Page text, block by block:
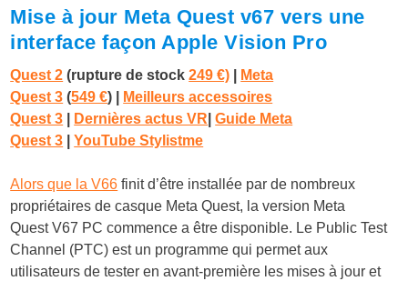
Mise à jour Meta Quest v67 vers une
interface façon Apple Vision Pro
Quest 2 (rupture de stock249 €)
Meta
Quest 3 (549 €)
Meilleurs accessoires
Quest 3
Dernières actus VR |Guide Meta
Quest 3
YouTube Stylistme
Alors que la V66 finit d’être installée par de nombreux
propriétaires de casque Meta Quest, la version Meta
Quest V67 PC commence a être disponible. Le Public Test
Channel (PTC) est un programme qui permet aux
utilisateurs de tester en avant-première les mises à jour et